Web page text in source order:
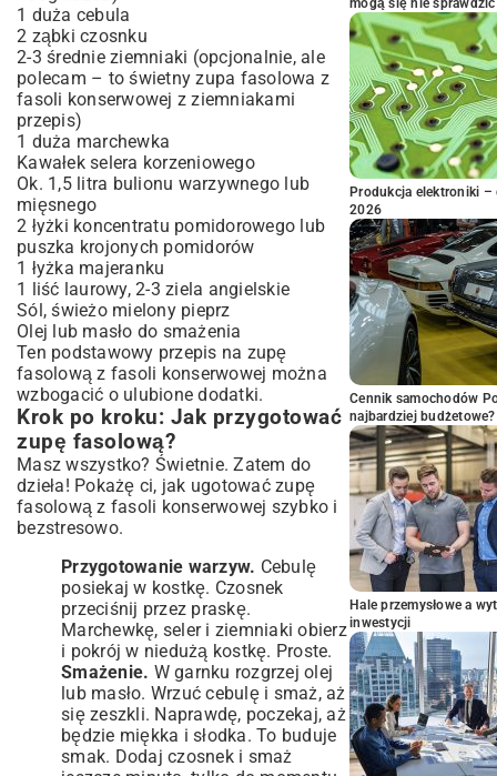
1 duża cebula
2 ząbki czosnku
2-3 średnie ziemniaki (opcjonalnie, ale
polecam – to świetny zupa fasolowa z
fasoli konserwowej z ziemniakami
przepis)
1 duża marchewka
Kawałek selera korzeniowego
Ok. 1,5 litra bulionu warzywnego lub
mięsnego
2 łyżki koncentratu pomidorowego lub
puszka krojonych pomidorów
1 łyżka majeranku
1 liść laurowy, 2-3 ziela angielskie
Sól, świeżo mielony pieprz
Olej lub masło do smażenia
Ten podstawowy przepis na zupę
fasolową z fasoli konserwowej można
wzbogacić o ulubione dodatki.
Krok po kroku: Jak przygotować
zupę fasolową?
Masz wszystko? Świetnie. Zatem do
dzieła! Pokażę ci, jak ugotować zupę
fasolową z fasoli konserwowej szybko i
bezstresowo.
Przygotowanie warzyw. Cebulę
posiekaj w kostkę. Czosnek
przeciśnij przez praskę.
Marchewkę, seler i ziemniaki obierz
i pokrój w niedużą kostkę. Proste.
Smażenie. W garnku rozgrzej olej
lub masło. Wrzuć cebulę i smaż, aż
się zeszkli. Naprawdę, poczekaj, aż
będzie miękka i słodka. To buduje
smak. Dodaj czosnek i smaż
mogą się nie
Produkcja elektroniki –
2026
Cennik samochodów
najbardziej budżetowe?
Hale przemysłowe a
inwestycji